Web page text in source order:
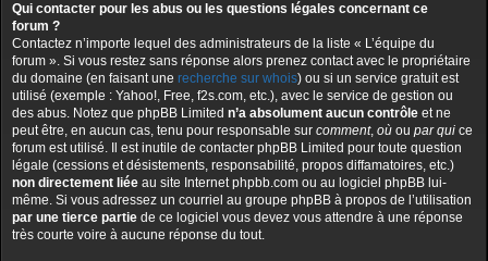
Qui contacter pour les abus ou les questions légales concernant ce
forum ?
Contactez n’importe lequel des administrateurs de la liste « L’équipe du
forum ». Si vous restez sans réponse alors prenez contact avec le propriétaire
du domaine (en faisant une recherche sur whois) ou si un service gratuit est
utilisé (exemple : Yahoo!, Free, f2s.com, etc.), avec le service de gestion ou
des abus. Notez que phpBB Limited n’a absolument aucun contrôle et ne
peut être, en aucun cas, tenu pour responsable sur comment, où ou par qui ce
forum est utilisé. Il est inutile de contacter phpBB Limited pour toute question
légale (cessions et désistements, responsabilité, propos diffamatoires, etc.)
non directement liée au site Internet phpbb.com ou au logiciel phpBB lui-
même. Si vous adressez un courriel au groupe phpBB à propos de l’utilisation
par une tierce partie de ce logiciel vous devez vous attendre à une réponse
très courte voire à aucune réponse du tout.